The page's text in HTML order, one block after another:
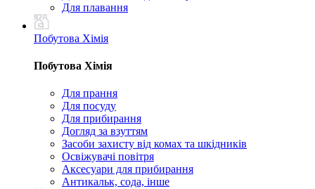
Для плавання
Побутова Хімія
Побутова Хімія
Для прання
Для посуду
Для прибирання
Догляд за взуттям
Засоби захисту від комах та шкідників
Освіжувачі повітря
Аксесуари для прибирання
Антикальк, сода, інше